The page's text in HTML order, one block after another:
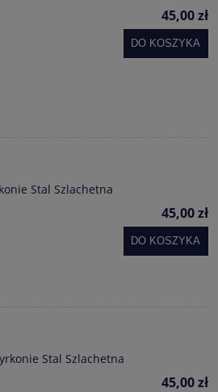
45,00 zł
DO KOSZYKA
Stal Szlachetna
45,00 zł
DO KOSZYKA
Stal Szlachetna
45,00 zł